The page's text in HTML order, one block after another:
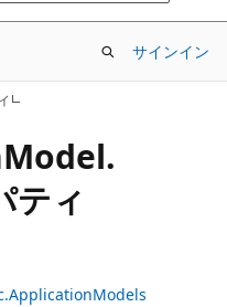
サインイン
Model.
ティ